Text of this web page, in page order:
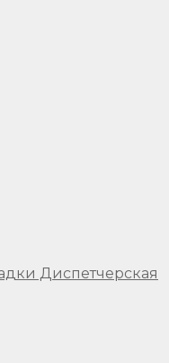
Диспетчерская